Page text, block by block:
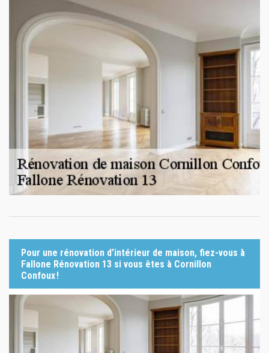
Pour une rénovation d’intérieur de maison, fiez-vous à
Fallone Rénovation 13 si vous êtes à Cornillon
Confoux !